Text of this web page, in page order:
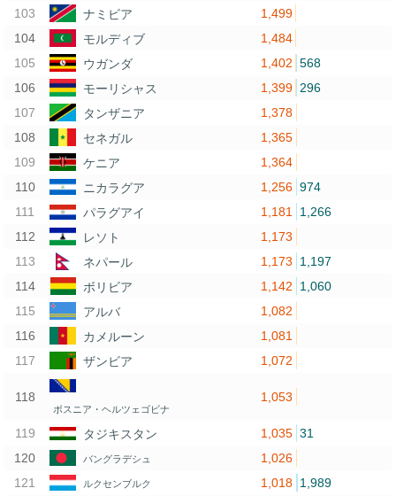
ナミビア
1,499
モルディブ
1,484
ウガンダ
1,402 568
モーリシャス
1,399 296
タンザニア
1,378
セネガル
1,365
ケニア
1,364
ニカラグア
1,256 974
パラグアイ
1,181
1,266
レソト
1,173
ネパール
1,173
1,197
ボリビア
1,142
1,060
アルバ
1,082
カメルーン
1,081
ザンビア
1,072
ボスニア・ヘルツェゴビナ
1,053
タジキスタン 1,035 31
バングラデシュ 1,026
ルクセンブルク 1,018 1,989